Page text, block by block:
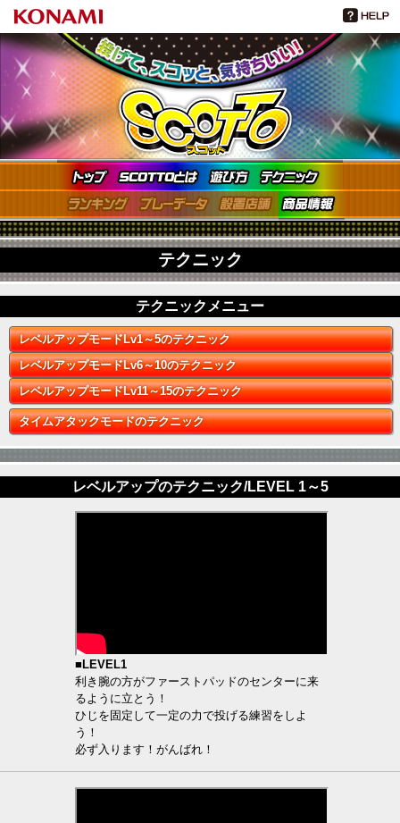
TOP SCOTTOとは遊び方 テクニック
ランキング プレーデータ設置店舗
テクニック
テクニックメニュー
レベルアップモードLv1～5のテクニック
レベルアップモードLv6～10のテクニック
レベルアップモードLv11～15のテクニック
タイムアタックモードのテクニック
レベルアップのテクニック/LEVEL 1～5
■LEVEL1
利き腕の方がファーストパッドのセンターに来
るように立とう！
ひじを固定して一定の力で投げる練習をしよ
う！
必ず入ります！がんばれ！